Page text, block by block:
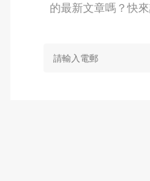
的最新文章嗎？快